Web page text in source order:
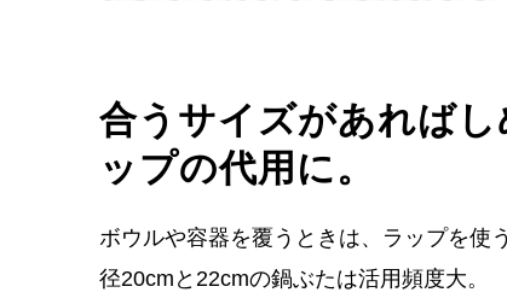
合うサイズがあれば
ップの代用に。
ボウルや容器を覆うときは、ラップを使
径20cmと22cmの鍋ぶたは活用頻度大。